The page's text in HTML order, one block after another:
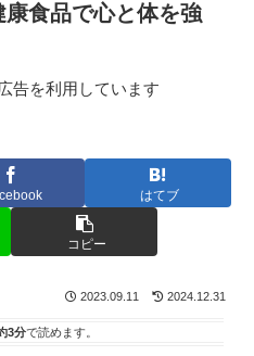
食品で心と体を強
告を利用しています
はてブ
コピー
2023.09.11 2024.12.31
3分で読めます。